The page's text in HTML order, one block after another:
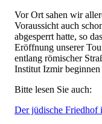
Vor Ort sahen wir
Voraussicht auch
abgesperrt hatte, so
Eröffnung unserer
entlang römischer
Institut Izmir beginnen
Bitte lesen Sie auch:
Der jüdische Friedhof